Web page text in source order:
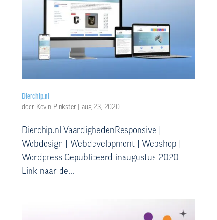
Dierchip.nl
door Kevin Pinkster| aug 23, 2020
Dierchip.nl VaardighedenResponsive |
Webdesign | Webdevelopment | Webshop |
Wordpress Gepubliceerd inaugustus 2020
Link naar de...